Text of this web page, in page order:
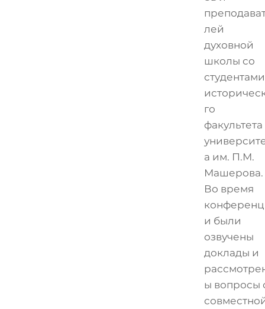
лей
духовной
школы со
студентами
го
факультета
а им. П.М.
Машерова.
Во время
и были
озвучены
доклады и
ы вопросы